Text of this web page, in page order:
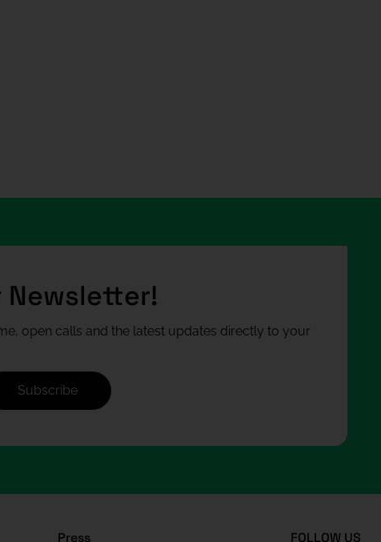
open calls and the latest updates directly to your
Subscribe
Press FOLLOW US